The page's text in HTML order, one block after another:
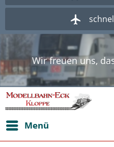
Wir freuen uns,
Herzlich
Modellbahn
Wir freuen uns,
Herzlich
Modellbahn
Menü